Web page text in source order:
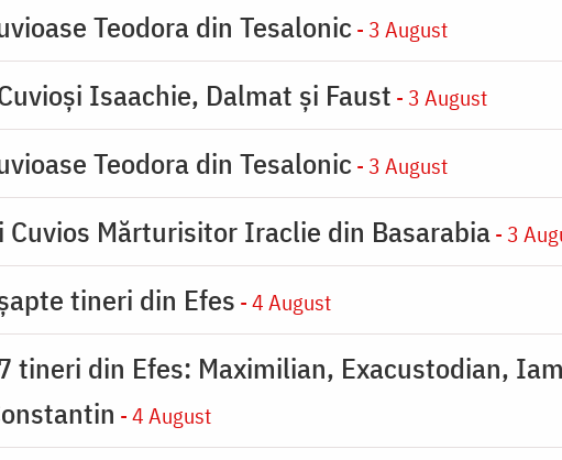
Teodora din Tesalonic - 3 August
Isaachie, Dalmat şi Faust - 3 August
Teodora din Tesalonic - 3 August
Mărturisitor Iraclie din Basarabia- 3
tineri din Efes - 4 August
tineri din Efes: Maximilian, Exacustodian,
- 4 August